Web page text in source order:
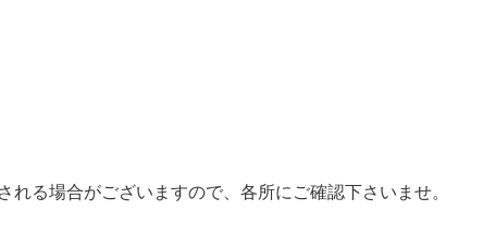
る場合がございますので、各所にご確認下さいませ。